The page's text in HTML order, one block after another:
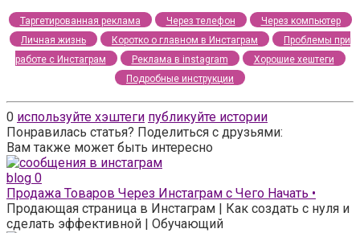
Таргетированная реклама Через телефон
Через компьютер
Личная жизнь
Коротко о главном в Инстаграм
Проблемы при
работе с Инстаграм
Реклама в instagram
Хорошие хештеги
Подробные инструкции
0 используйте хэштеги публикуйте истории
Понравилась статья? Поделиться с друзьями:
Вам также может быть интересно
blog 0
Продажа Товаров Через Инстаграм с Чего Начать •
Продающая страница в Инстаграм | Как создать с нуля и
сделать эффективной | Обучающий